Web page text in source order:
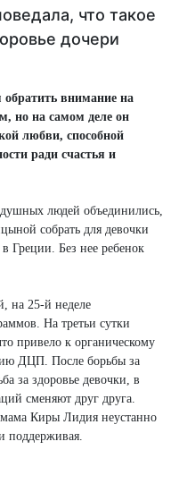
что такое
дочери
внимание на
но на самом деле он
любви, способной
ради счастья и
людей объединились,
собрать для девочки
Греции. Без нее ребенок
на 25-й неделе
На третьи сутки
привело к органическому
ДЦП. После борьбы за
за здоровье девочки, в
сменяют друг друга.
Киры Лидия неустанно
поддерживая.